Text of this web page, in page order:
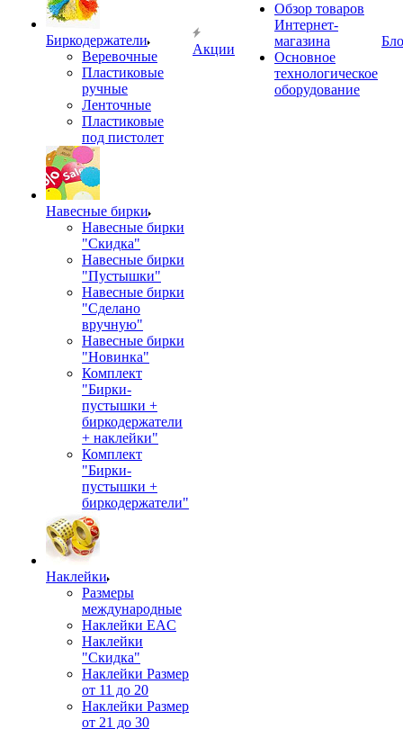
Биркодержатели
Веревочные
Пластиковые
ручные
Ленточные
Пластиковые
под пистолет
Навесные бирки
Навесные бирки
"Скидка"
Навесные бирки
"Пустышки"
Навесные бирки
"Сделано
вручную"
Навесные бирки
"Новинка"
Комплект
"Бирки-
пустышки +
биркодержатели
+ наклейки"
Комплект
"Бирки-
пустышки +
биркодержатели"
Наклейки
Размеры
международные
Наклейки EAC
Наклейки
"Скидка"
Наклейки Размер
от 11 до 20
Наклейки Размер
от 21 до 30
Акции
Обзор товаров
Интернет-
магазина
Основное
технологическое
оборудование